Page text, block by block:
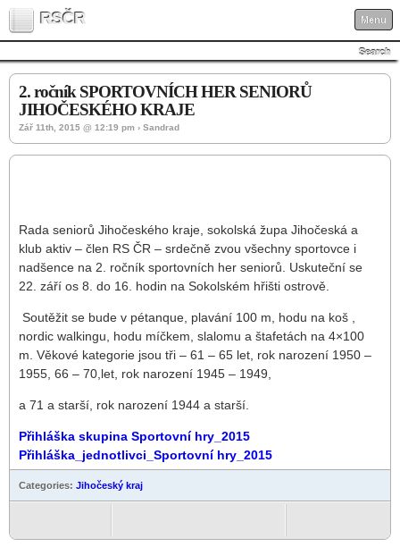
RSČR Menu
Search
2. ročník SPORTOVNÍCH HER SENIORŮ
JIHOČESKÉHO KRAJE
Zář 11th, 2015 @ 12:19 pm › Sandrad
Rada seniorů Jihočeského kraje, sokolská župa Jihočeská a
klub aktiv – člen RS ČR – srdečně zvou všechny sportovce i
nadšence na 2. ročník sportovních her seniorů. Uskuteční se
22. září os 8. do 16. hodin na Sokolském hřišti ostrově.
Soutěžit se bude v pétanque, plavání 100 m, hodu na koš ,
nordic walkingu, hodu míčkem, slalomu a štafetách na 4×100
m. Věkové kategorie jsou tři – 61 – 65 let, rok narození 1950 –
1955, 66 – 70,let, rok narození 1945 – 1949,
a 71 a starší, rok narození 1944 a starší.
Přihláška skupina Sportovní hry_2015
Přihláška_jednotlivci_Sportovní hry_2015
Categories: Jihočeský kraj